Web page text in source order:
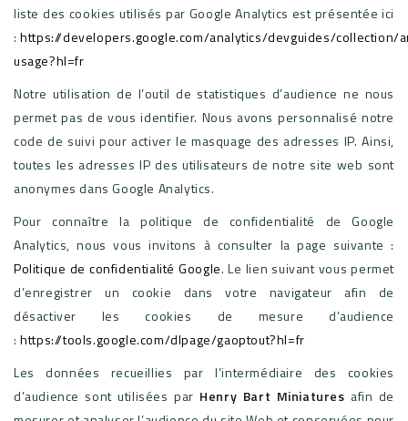
liste des cookies utilisés par Google Analytics est présentée ici
:https://developers.google.com/analytics/devguides/collection/
usage?hl=fr
Notre utilisation de l’outil de statistiques d’audience ne nous
permet pas de vous identifier. Nous avons personnalisé notre
code de suivi pour activer le masquage des adresses IP. Ainsi,
toutes les adresses IP des utilisateurs de notre site web sont
anonymes dans Google Analytics.
Pour connaître la politique de confidentialité de Google
Analytics, nous vous invitons à consulter la page suivante :
Politique de confidentialité Google. Le lien suivant vous permet
d’enregistrer un cookie dans votre navigateur afin de
désactiver les cookies de mesure d’audience
:https://tools.google.com/dlpage/gaoptout?hl=fr
Les données recueillies par l’intermédiaire des cookies
d’audience sont utilisées par Henry Bart Miniatures afin de